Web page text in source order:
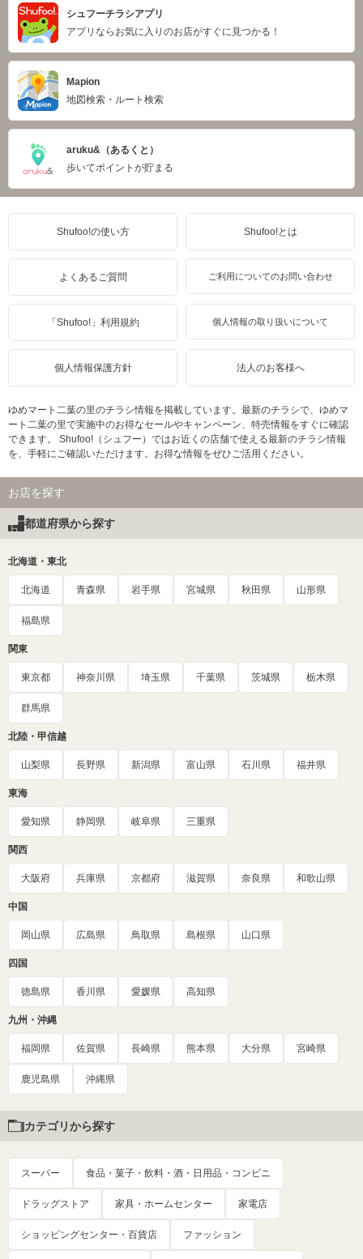
シュフーチラシアプリ
アプリならお気に入りのお店がすぐに見つかる！
Mapion
地図検索・ルート検索
aruku&（あるくと）
歩いてポイントが貯まる
Shufoo!の使い方 Shufoo!とは
よくあるご質問 ご利用についてのお問い合わせ
「Shufoo!」利用規約 個人情報の取り扱いについて
個人情報保護方針 法人のお客様へ
ゆめマート二葉の里のチラシ情報を掲載しています。最新のチラシで、ゆめマ
ート二葉の里で実施中のお得なセールやキャンペーン、特売情報をすぐに確認
できます。 Shufoo!（シュフー）ではお近くの店舗で使える最新のチラシ情報
を、手軽にご確認いただけます。お得な情報をぜひご活用ください。
お店を探す
都道府県から探す
北海道・東北
北海道 青森県 岩手県 宮城県 秋田県 山形県
福島県
関東
東京都 神奈川県 埼玉県 千葉県 茨城県 栃木県
群馬県
北陸・甲信越
山梨県 長野県 新潟県 富山県 石川県 福井県
東海
愛知県 静岡県 岐阜県 三重県
関西
大阪府 兵庫県 京都府 滋賀県 奈良県 和歌山県
中国
岡山県 広島県 鳥取県 島根県 山口県
四国
徳島県 香川県 愛媛県 高知県
九州・沖縄
福岡県 佐賀県 長崎県 熊本県 大分県 宮崎県
鹿児島県 沖縄県
カテゴリから探す
スーパー 食品・菓子・飲料・酒・日用品・コンビニ
ドラッグストア 家具・ホームセンター 家電店
ショッピングセンター・百貨店 ファッション